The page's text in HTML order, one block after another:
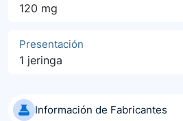
120 mg
Presentación
1 jeringa
Información de Fabricantes